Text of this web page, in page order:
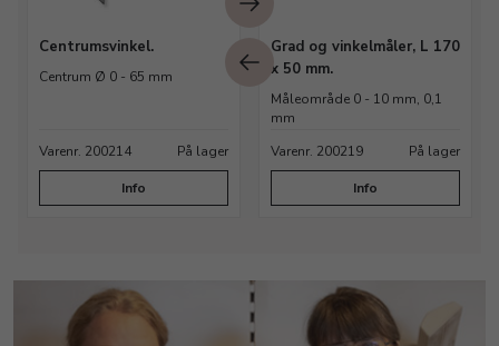
Centrumsvinkel.
Centrum Ø 0 - 65 mm
Varenr. 200214 På lager
Info
Grad og vinkelmåler, L 170
x 50 mm.
Måleområde 0 - 10 mm, 0,1
mm
Varenr. 200219
På lager
Info